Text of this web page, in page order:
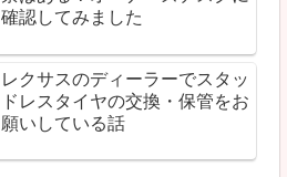
確認してみました
レクサスのディーラーでスタッ
ドレスタイヤの交換・保管をお
願いしている話